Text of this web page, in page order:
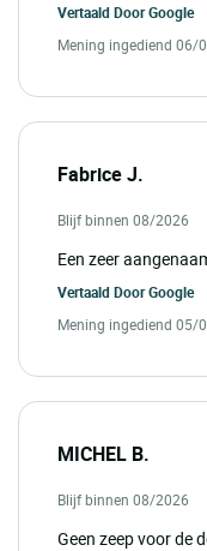
Vertaald DoorGoogle
Mening ingediend 06/
Fabrice J.
Blijf binnen 08/2026
Een zeer
Vertaald DoorGoogle
Mening ingediend 05/
MICHEL B.
Blijf binnen 08/2026
Geen zeep voor de